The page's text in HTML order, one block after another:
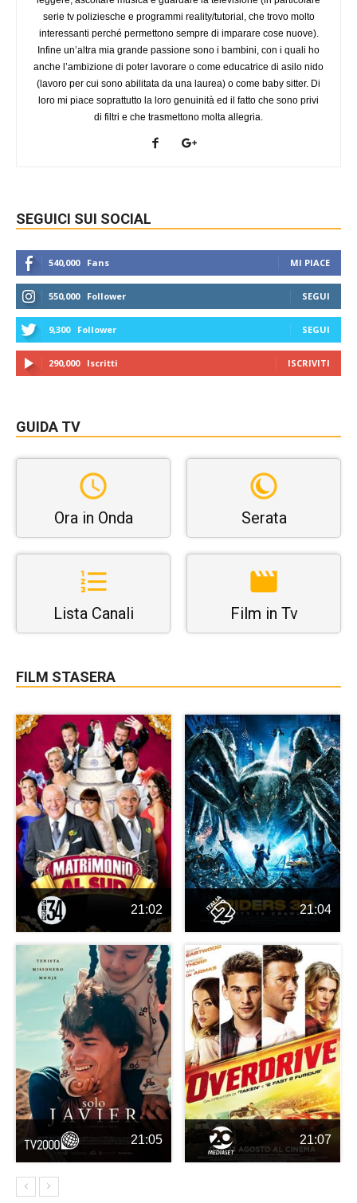
serie tv poliziesche e programmi reality/tutorial, che trovo molto
interessanti perché permettono sempre di imparare cose nuove).
Infine un’altra mia grande passione sono i bambini, con i quali ho
anche l’ambizione di poter lavorare o come educatrice di asilo nido
(lavoro per cui sono abilitata da una laurea) o come baby sitter. Di
loro mi piace soprattutto la loro genuinità ed il fatto che sono privi
di filtri e che trasmettono molta allegria.
SEGUICI SUI SOCIAL
540,000 Fans MI PIACE
550,000 Follower SEGUI
9,300 Follower SEGUI
290,000 Iscritti ISCRIVITI
GUIDA TV
Ora in Onda Serata
Lista Canali Film in Tv
FILM STASERA
21:02 21:04
21:05 21:07